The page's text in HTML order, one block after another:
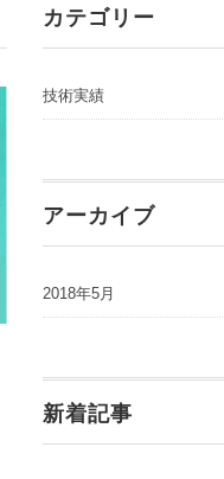
カテゴリー
技術実績
アーカイブ
2018年5月
新着記事